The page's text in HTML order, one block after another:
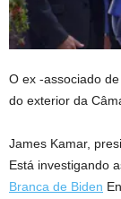
O ex -associado
do exterior da
James Kamar,
Está investigando
Branca de Biden